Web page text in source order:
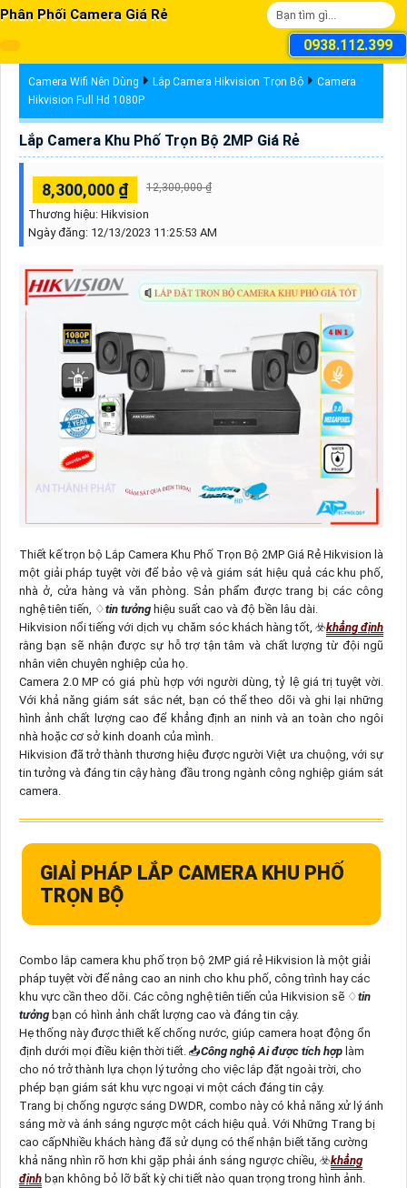
Phân Phối Camera Giá Rẻ
0938.112.399
Camera Wifi Nên Dùng Lắp Camera Hikvision Trọn Bộ
Camera
Hikvision Full Hd 1080P
Lắp Camera Khu Phố Trọn Bộ 2MP Giá Rẻ
8,300,000 ₫ 12,300,000 ₫
Thương hiệu: Hikvision
Ngày đăng: 12/13/2023 11:25:53 AM
Thiết kế trọn bộ Lắp Camera Khu Phố Trọn Bộ 2MP Giá Rẻ Hikvision là
một giải pháp tuyệt vời để bảo vệ và giám sát hiệu quả các khu phố,
nhà ở, cửa hàng và văn phòng. Sản phẩm được trang bị các công
nghệ tiên tiến, ♢tin tưởnghiệu suất cao và độ bền lâu dài.
Hikvision nổi tiếng với dịch vụ chăm sóc khách hàng tốt, ☣️khẳng định
rằng bạn sẽ nhận được sự hỗ trợ tận tâm và chất lượng từ đội ngũ
nhân viên chuyên nghiệp của họ.
Camera 2.0 MP có giá phù hợp với người dùng, tỷ lệ giá trị tuyệt vời.
Với khả năng giám sát sắc nét, bạn có thể theo dõi và ghi lại những
hình ảnh chất lượng cao để khẳng định an ninh và an toàn cho ngôi
nhà hoặc cơ sở kinh doanh của mình.
Hikvision đã trở thành thương hiệu được người Việt ưa chuộng, với sự
tin tưởng và đáng tin cậy hàng đầu trong ngành công nghiệp giám sát
camera.
GIAỈ PHÁP LẮP CAMERA KHU PHỐ
TRỌN BỘ
Combo lắp camera khu phố trọn bộ 2MP giá rẻ Hikvision là một giải
pháp tuyệt vời để nâng cao an ninh cho khu phố, công trình hay các
khu vực cần theo dõi. Các công nghệ tiên tiến của Hikvision sẽ ♢tin
tưởngbạn có hình ảnh chất lượng cao và đáng tin cậy.
Hẹ thống này được thiết kế chống nước, giúp camera hoạt động ổn
định dưới mọi điều kiện thời tiết. 📥Công nghệ Ai được tích hợplàm
cho nó trở thành lựa chọn lý tưởng cho việc lắp đặt ngoài trời, cho
phép bạn giám sát khu vực ngoại vi một cách đáng tin cậy.
Trang bị chống ngược sáng DWDR, combo này có khả năng xử lý ánh
sáng mờ và ánh sáng ngược một cách hiệu quả. Với Những Trang bị
cao cấpNhiều khách hàng đã sử dụng có thể nhận biết tăng cường
khả năng nhìn rõ hơn khi gặp phải ánh sáng ngược chiều, ☣️khẳng
địnhbạn không bỏ lỡ bất kỳ chi tiết nào quan trọng trong hình ảnh.